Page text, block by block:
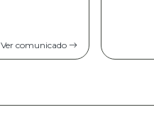
Ver comunicado